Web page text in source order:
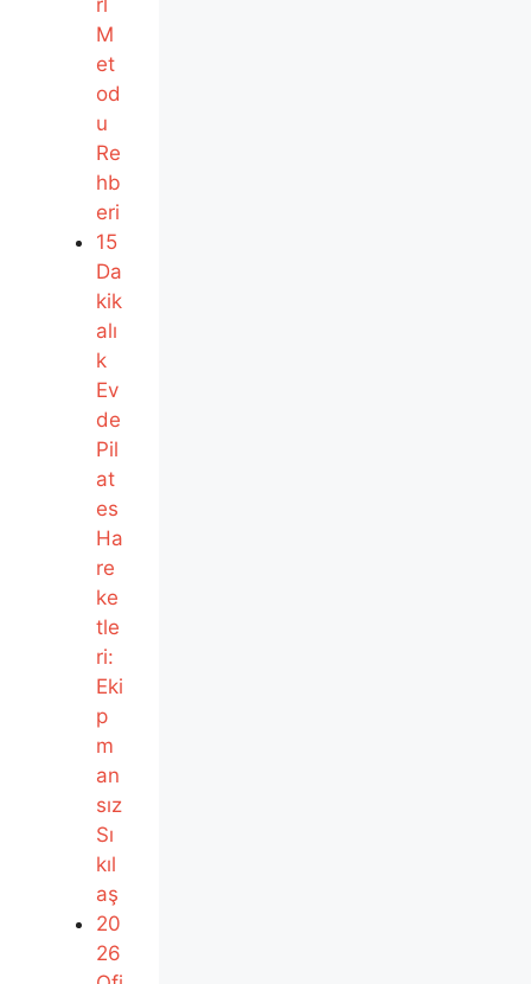
M
et
od
u
Re
hb
eri
15
Da
kik
alı
k
Ev
de
Pil
at
es
Ha
re
ke
tle
ri:
Eki
p
m
an
sız
Sı
kıl
aş
20
26